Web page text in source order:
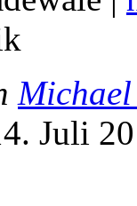
Juli